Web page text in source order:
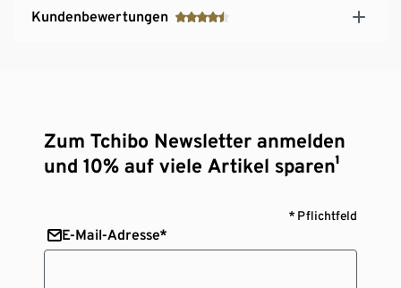
Kundenbewertungen
Zum Tchibo Newsletter anmelden
und 10% auf viele Artikel sparen¹
* Pflichtfeld
E-Mail-Adresse*